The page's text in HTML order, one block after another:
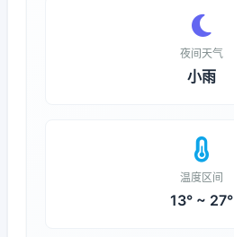
夜间天气
小雨
温度区间
13° ~ 27°